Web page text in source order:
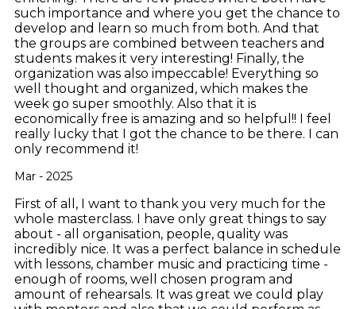
such importance and where you get the chance to
develop and learn so much from both. And that
the groups are combined between teachers and
students makes it very interesting! Finally, the
organization was also impeccable! Everything so
well thought and organized, which makes the
week go super smoothly. Also that it is
economically free is amazing and so helpful!! I feel
really lucky that I got the chance to be there. I can
only recommend it!
Mar - 2025
First of all, I want to thank you very much for the
whole masterclass. I have only great things to say
about - all organisation, people, quality was
incredibly nice. It was a perfect balance in schedule
with lessons, chamber music and practicing time -
enough of rooms, well chosen program and
amount of rehearsals. It was great we could play